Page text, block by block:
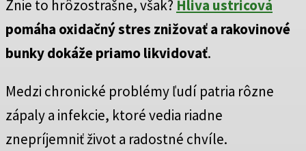
Znie to hrôzostrašne, však? Hliva ustricová
pomáha oxidačný stres znižovať a rakovinové
bunky dokáže priamo likvidovať.
Medzi chronické problémy ľudí patria rôzne
zápaly a infekcie, ktoré vedia riadne
znepríjemniť život a radostné chvíle.